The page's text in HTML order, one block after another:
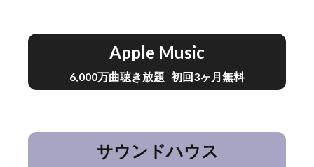
Apple Music
6,000万曲聴き放題 初回3ヶ月無料
サウンドハウス